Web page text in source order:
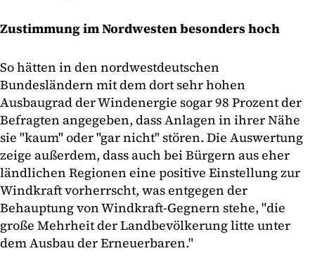
Zustimmung im Nordwesten besonders hoch
So hätten in den nordwestdeutschen
Bundesländern mit dem dort sehr hohen
Ausbaugrad der Windenergie sogar 98 Prozent der
Befragten angegeben, dass Anlagen in ihrer Nähe
sie "kaum" oder "gar nicht" stören. Die Auswertung
zeige außerdem, dass auch bei Bürgern aus eher
ländlichen Regionen eine positive Einstellung zur
Windkraft vorherrscht, was entgegen der
Behauptung von Windkraft-Gegnern stehe, "die
große Mehrheit der Landbevölkerung litte unter
dem Ausbau der Erneuerbaren."